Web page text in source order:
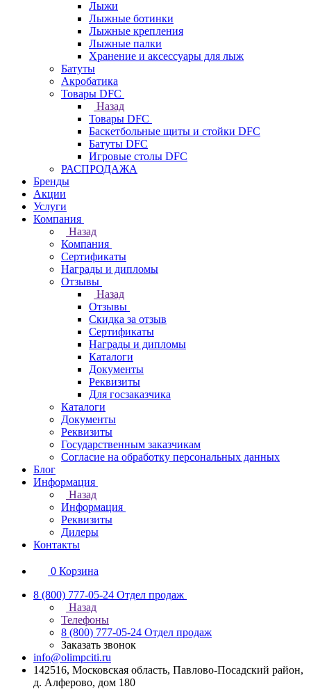
Лыжи
Лыжные ботинки
Лыжные крепления
Лыжные палки
Хранение и аксессуары для лыж
Батуты
Акробатика
Товары DFC
Назад
Товары DFC
Баскетбольные щиты и стойки DFC
Батуты DFC
Игровые столы DFC
РАСПРОДАЖА
Бренды
Акции
Услуги
Компания
Назад
Компания
Сертификаты
Награды и дипломы
Отзывы
Назад
Отзывы
Скидка за отзыв
Сертификаты
Награды и дипломы
Каталоги
Документы
Реквизиты
Для госзаказчика
Каталоги
Документы
Реквизиты
Государственным заказчикам
Согласие на обработку персональных данных
Блог
Информация
Назад
Информация
Реквизиты
Дилеры
Контакты
0 Корзина
8 (800) 777-05-24 Отдел продаж
Назад
Телефоны
8 (800) 777-05-24 Отдел продаж
Заказать звонок
info@olimpciti.ru
142516, Московская область, Павлово-Посадский район,
д. Алферово, дом 180